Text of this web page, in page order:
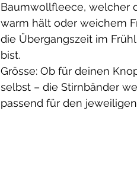
Baumwollfleece, welcher
warm hält oder weichem
die Übergangszeit im
bist.
Grösse: Ob für deinen
selbst – die Stirnbänder
passend für den